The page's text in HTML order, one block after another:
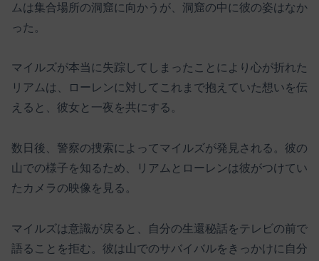
ムは集合場所の洞窟に向かうが、洞窟の中に彼の姿はなか
った。
マイルズが本当に失踪してしまったことにより心が折れた
リアムは、ローレンに対してこれまで抱えていた想いを伝
えると、彼女と一夜を共にする。
数日後、警察の捜索によってマイルズが発見される。彼の
山での様子を知るため、リアムとローレンは彼がつけてい
たカメラの映像を見る。
マイルズは意識が戻ると、自分の生還秘話をテレビの前で
語ることを拒む。彼は山でのサバイバルをきっかけに自分